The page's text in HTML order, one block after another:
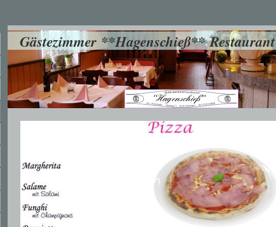
Gästezimmer **Hagenschieß** Restaurant